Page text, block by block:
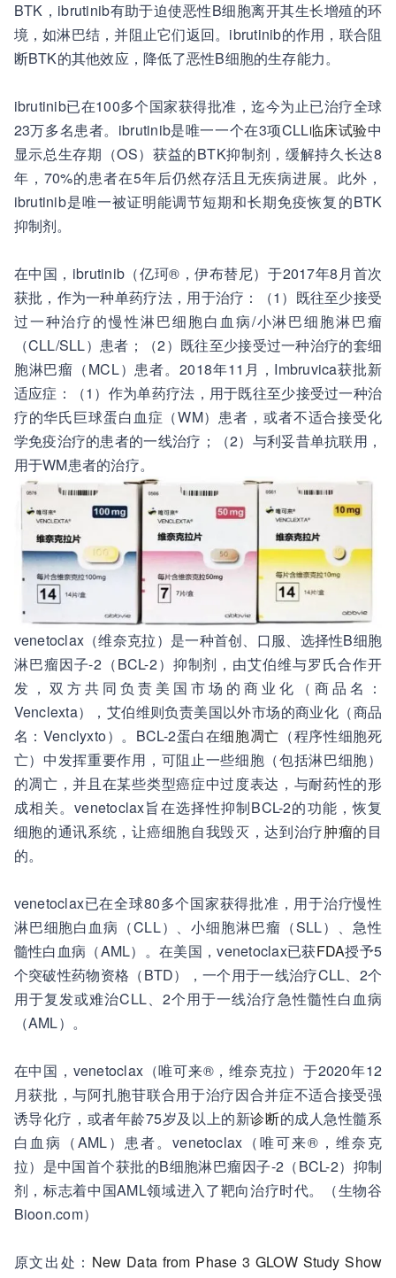
BTK，ibrutinib有助于迫使恶性B细胞离开其生长增殖的环
境，如淋巴结，并阻止它们返回。ibrutinib的作用，联合阻
断BTK的其他效应，降低了恶性B细胞的生存能力。
ibrutinib已在100多个国家获得批准，迄今为止已治疗全球
23万多名患者。ibrutinib是唯一一个在3项CLL临床试验中
显示总生存期（OS）获益的BTK抑制剂，缓解持久长达8
年，70%的患者在5年后仍然存活且无疾病进展。此外，
ibrutinib是唯一被证明能调节短期和长期免疫恢复的BTK
抑制剂。
在中国，ibrutinib（亿珂®，伊布替尼）于2017年8月首次
获批，作为一种单药疗法，用于治疗：（1）既往至少接受
过一种治疗的慢性淋巴细胞白血病/小淋巴细胞淋巴瘤
（CLL/SLL）患者；（2）既往至少接受过一种治疗的套细
胞淋巴瘤（MCL）患者。2018年11月，Imbruvica获批新
适应症：（1）作为单药疗法，用于既往至少接受过一种治
疗的华氏巨球蛋白血症（WM）患者，或者不适合接受化
学免疫治疗的患者的一线治疗；（2）与利妥昔单抗联用，
用于WM患者的治疗。
venetoclax（维奈克拉）是一种首创、口服、选择性B细胞
淋巴瘤因子-2（BCL-2）抑制剂，由艾伯维与罗氏合作开
发，双方共同负责美国市场的商业化（商品名：
Venclexta），艾伯维则负责美国以外市场的商业化（商品
名：Venclyxto）。BCL-2蛋白在细胞凋亡 （程序性细胞死
亡）中发挥重要作用，可阻止一些细胞（包括淋巴细胞）
的凋亡，并且在某些类型癌症中过度表达，与耐药性的形
成相关。venetoclax旨在选择性抑制BCL-2的功能，恢复
细胞的通讯系统，让癌细胞自我毁灭，达到治疗肿瘤的目
的。
venetoclax已在全球80多个国家获得批准，用于治疗慢性
淋巴细胞白血病（CLL）、小细胞淋巴瘤（SLL）、急性
髓性白血病（AML）。在美国，venetoclax已获FDA授予5
个突破性药物资格（BTD），一个用于一线治疗CLL、2个
用于复发或难治CLL、2个用于一线治疗急性髓性白血病
（AML）。
在中国，venetoclax（唯可来®，维奈克拉）于2020年12
月获批，与阿扎胞苷联合用于治疗因合并症不适合接受强
诱导化疗，或者年龄75岁及以上的新诊断的成人急性髓系
白血病（AML）患者。venetoclax（唯可来®，维奈克
拉）是中国首个获批的B细胞淋巴瘤因子-2（BCL-2）抑制
剂，标志着中国AML领域进入了靶向治疗时代。（生物谷
Bioon.com）
原文出处： New Data from Phase 3 GLOW Study Show